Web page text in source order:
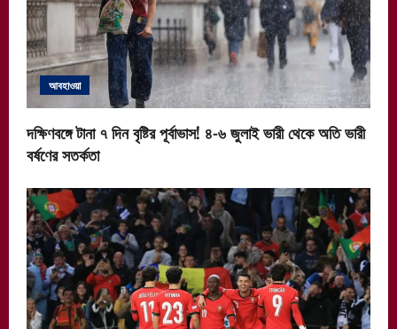
আবহাওয়া
দক্ষিণবঙ্গে টানা ৭ দিন বৃষ্টির পূর্বাভাস! ৪-৬ জুলাই ভারী থেকে অতি ভারী
বর্ষণের সতর্কতা